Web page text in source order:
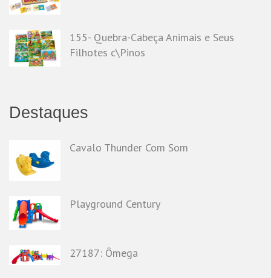
155- Quebra-Cabeça Animais e Seus
Filhotes c\Pinos
Destaques
Cavalo Thunder Com Som
Playground Century
27187: Ômega